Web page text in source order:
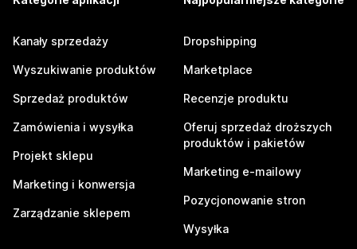
Kanały sprzedaży
Wyszukiwanie produktów
Sprzedaż produktów
Zamówienia i wysyłka
Projekt sklepu
Marketing i konwersja
Zarządzanie sklepem
Dropshipping
Marketplace
Recenzje produktu
Oferuj sprzedaż droższych
produktów i pakietów
Marketing e-mailowy
Pozycjonowanie stron
Wysyłka